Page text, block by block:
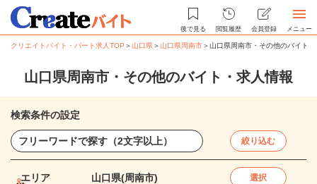
後で見る 閲覧履歴 会員登録 メニュー
クリエイトバイト・パート求人TOP ＞山口県＞山口県周南市＞山口県周南市・その他のバイト
山口県周南市・その他のバイト・求人情報
検索条件の設定
絞り込む
エリア 山口県(周南市) 選択